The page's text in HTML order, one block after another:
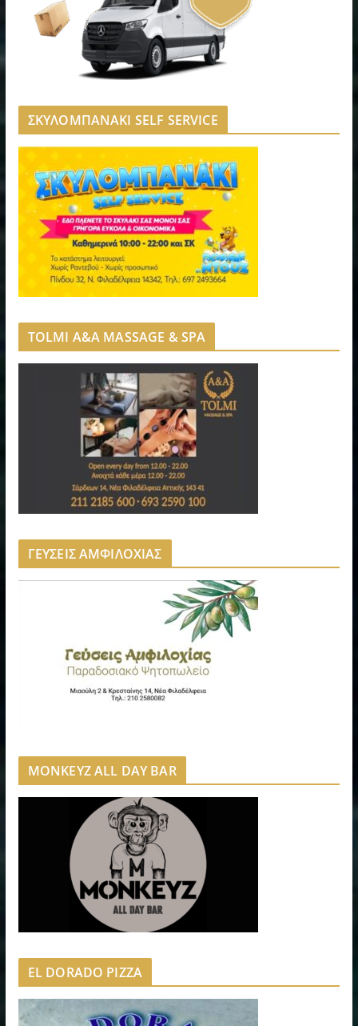
ΣΚΥΛΟΜΠΑΝΑΚΙ SELF SERVICE
TOLMI A&A MASSAGE & SPA
ΓΕΥΣΕΙΣ ΑΜΦΙΛΟΧΙΑΣ
MONKEYZ ALL DAY BAR
EL DORADO PIZZA